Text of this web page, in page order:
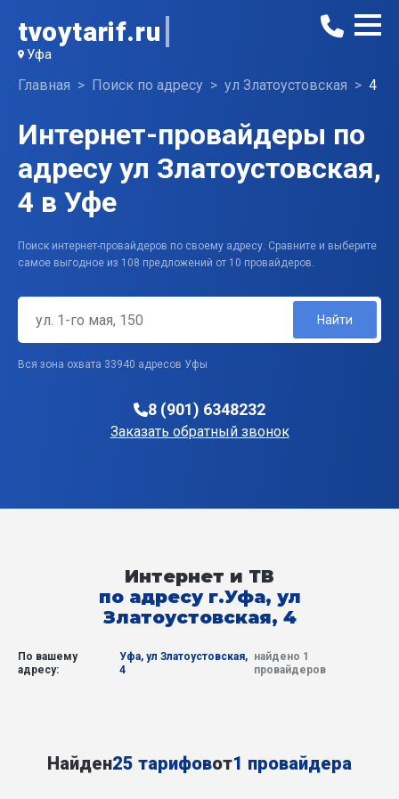
tvoytarif.ru
Уфа
Главная Поиск по адресу ул Златоустовская 4
Интернет-провайдеры по
адресу ул Златоустовская,
4 в Уфе
Поиск интернет-провайдеров по своему адресу. Сравните и выберите
самое выгодное из 108 предложений от 10 провайдеров.
Найти
Вся зона охвата 33940 адресов Уфы
8 (901) 6348232
Заказать обратный звонок
Интернет и ТВ
по адресу г.Уфа, ул
Златоустовская, 4
По вашему
адресу:
Уфа, ул Златоустовская,
4
найдено 1
провайдеров
Найден25 тарифовот1 провайдера